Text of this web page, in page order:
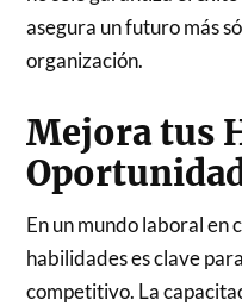
asegura un futuro más
organización.
Mejora tus
En un mundo laboral en
habilidades es clave
competitivo. La